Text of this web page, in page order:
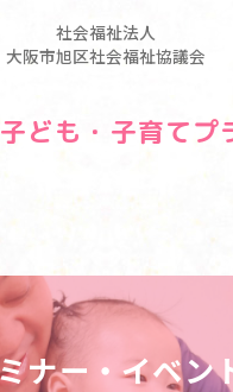
社会福祉法人
大阪市旭区社会福祉協議会
ども・子育てプ
ナー・イベン